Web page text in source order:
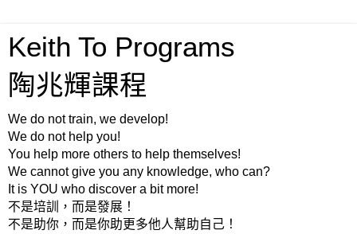
Keith To Programs
陶兆輝課程
We do not train, we develop!
We do not help you!
You help more others to help themselves!
We cannot give you any knowledge, who can?
It is YOU who discover a bit more!
不是培訓，而是發展！
不是助你，而是你助更多他人幫助自己！